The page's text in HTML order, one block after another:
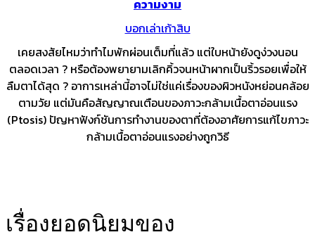
ความงาม
บอกเล่าเก้าสิบ
เคยสงสัยไหมว่าทำไมพักผ่อนเต็มที่แล้ว แต่ใบหน้ายังดูง่วงนอน
ตลอดเวลา ? หรือต้องพยายามเลิกคิ้วจนหน้าผากเป็นริ้วรอยเพื่อให้
ลืมตาได้สุด ? อาการเหล่านี้อาจไม่ใช่แค่เรื่องของผิวหนังหย่อนคล้อย
ตามวัย แต่มันคือสัญญาณเตือนของภาวะกล้ามเนื้อตาอ่อนแรง
(Ptosis) ปัญหาฟังก์ชันการทำงานของตาที่ต้องอาศัยการแก้ไขภาวะ
กล้ามเนื้อตาอ่อนแรงอย่างถูกวิธี
เรื่องยอดนิยมของ